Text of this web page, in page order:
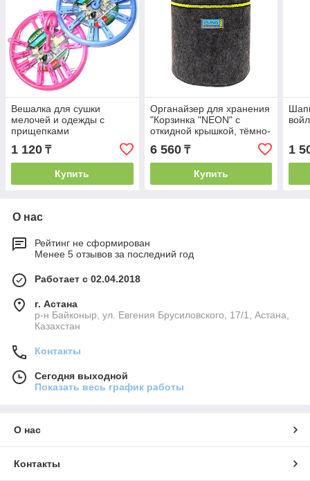
Вешалка для сушки
мелочей и одежды с
прищепками
1 120 ₸
Купить
Органайзер для хранения
"Корзинка "NEON" с
откидной крышкой, тёмно-
серый, 21х21х26см, 7л
6 560₸
Купить
1
О нас
Рейтинг не сформирован
Менее 5 отзывов за последний год
Работает с 02.04.2018
г. Астана
р-н Байконыр, ул. Евгения Брусиловского, 17/1, Астана,
Казахстан
Контакты
Сегодня выходной
Показать весь график работы
О нас
Контакты